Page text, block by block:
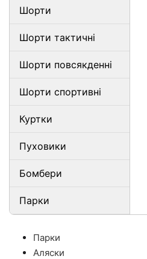
Шорти
Шорти тактичні
Шорти повсякденні
Шорти спортивні
Куртки
Пуховики
Бомбери
Парки
Парки
Аляски